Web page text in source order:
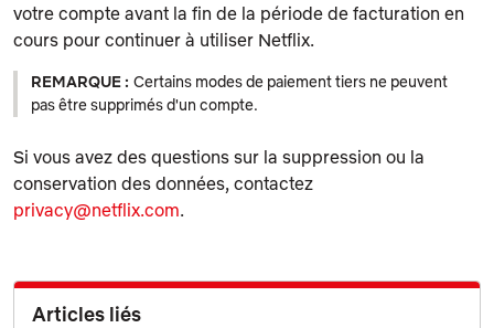
votre compte avant la fin de la période de facturation en
cours pour continuer à utiliser Netflix.
REMARQUE : Certains modes de paiement tiers ne peuvent
pas être supprimés d'un compte.
Si vous avez des questions sur la suppression ou la
conservation des données, contactez
privacy@netflix.com.
Articles liés